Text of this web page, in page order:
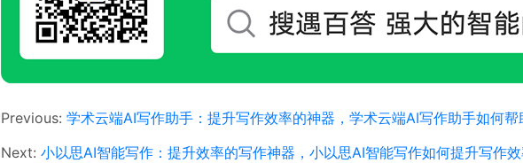
Previous: 学术云端AI写作助手：提升写作效率的神器，学术云端AI写作助手如何
Next: 小以思AI智能写作：提升效率的写作神器，小以思AI智能写作如何提升写作